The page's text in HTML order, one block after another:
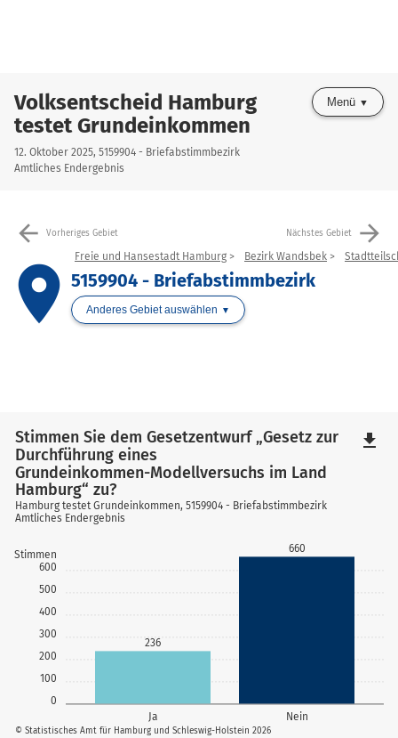
Volksentscheid Hamburg
testet Grundeinkommen
12. Oktober 2025, 5159904 - Briefabstimmbezirk
Amtliches Endergebnis
Menü
arrow_back Vorheriges Gebiet Nächstes Gebiet arrow_forward
place
Freie und Hansestadt Hamburg Bezirk Wandsbek
5159904 - Briefabstimmbezirk
Anderes Gebiet auswählen
0
100
200
300
400
500
600
Stimmen
Ja Nein
236
660
© Statistisches Amt für Hamburg und Schleswig-Holstein 2026
Stimmen Sie dem Gesetzentwurf „Gesetz zur
Durchführung eines
Grundeinkommen-Modellversuchs im Land
Hamburg“ zu?
Hamburg testet Grundeinkommen, 5159904 - Briefabstimmbezirk
Amtliches Endergebnis
file_download